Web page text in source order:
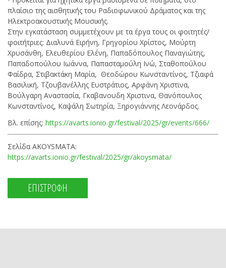
πλαίσιο της αισθητικής του Ραδιοφωνικού Δράματος και της
Ηλεκτροακουστικής Μουσικής.
Στην εγκατάσταση συμμετέχουν με τα έργα τους οι φοιτητές/
φοιτήτριες: Διαλυνά Ειρήνη, Γρηγορίου Χρίστος, Μούρτη
Χρυσάνθη, Ελευθερίου Ελένη, Παπαδόπουλος Παναγιώτης,
Παπαδοπούλου Ιωάννα, Παπασταμούλη Ινώ, Σταθοπούλου
Φαίδρα, Στιβακτάκη Μαρία, Θεοδώρου Κωνσταντίνος, Τζιαφά
Βασιλική, Τζουβανέλλης Ευστράτιος, Αρφάνη Χριστινα,
Βούλγαρη Αναστασία, Γκαβανουδη Χριστινα, Θανόπουλος
Κωνσταντίνος, Kαψάλη Σωτηρία, Ξηρογιάννης Λεονάρδος.
Βλ. επίσης: https://avarts.ionio.gr/festival/2025/gr/events/666/
Σελίδα AKOYSMATA:
https://avarts.ionio.gr/festival/2025/gr/akoysmata/
ΕΠΙΣΤΡΟΦΗ